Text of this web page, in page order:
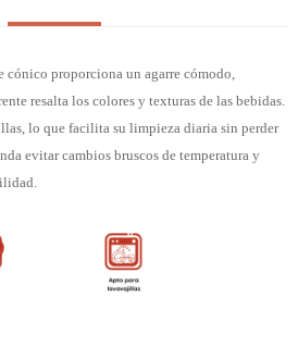
proporciona un agarre cómodo,
resalta los colores y texturas de las bebidas.
lo que facilita su limpieza diaria sin perder
evitar cambios bruscos de temperatura y